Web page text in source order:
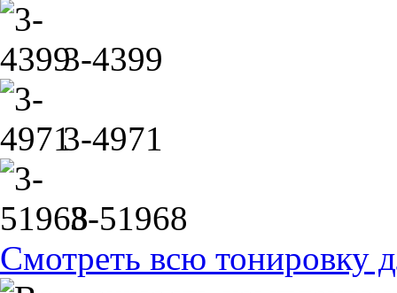
3-4399
3-4971
3-51968
Смотреть всю тонировку